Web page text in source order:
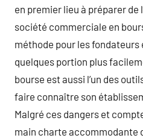
en premier lieu à préparer de
société commerciale en
méthode pour les
quelques portion plus
bourse est aussi l’un des
faire connaître son
Malgré ces dangers et
main charte accommodante